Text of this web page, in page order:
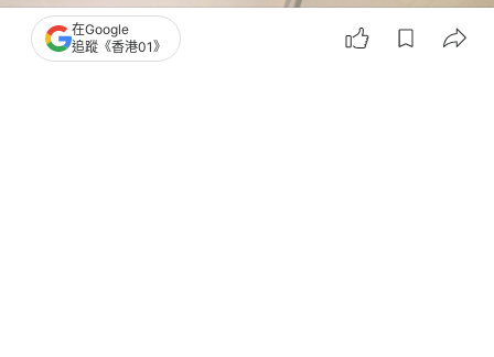
在Google
追蹤《香港01》